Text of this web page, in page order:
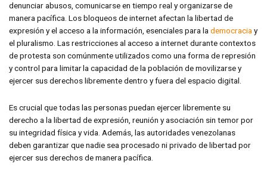
denunciar abusos, comunicarse en tiempo real y organizarse de
manera pacífica. Los bloqueos de internet afectan la libertad de
expresión y el acceso a la información, esenciales para lademocraciay
el pluralismo. Las restricciones al acceso a internet durante contextos
de protesta son comúnmente utilizados como una forma de represión
y control para limitar la capacidad de la población de movilizarse y
ejercer sus derechos libremente dentro y fuera del espacio digital.
Es crucial que todas las personas puedan ejercer libremente su
derecho a la libertad de expresión, reunión y asociación sin temor por
su integridad física y vida. Además, las autoridades venezolanas
deben garantizar que nadie sea procesado ni privado de libertad por
ejercer sus derechos de manera pacífica.